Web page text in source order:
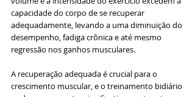
capacidade do corpo de se recuperar
adequadamente, levando a uma diminuição do
desempenho, fadiga crônica e até mesmo
regressão nos ganhos musculares.
A recuperação adequada é crucial para o
crescimento muscular, e o treinamento bidiário